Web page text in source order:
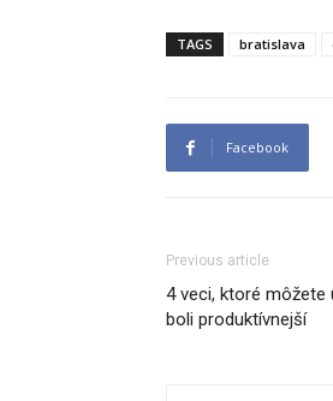
TAGS bratislava
Facebook
Previous article
4 veci, ktoré môžete
boli produktívnejší